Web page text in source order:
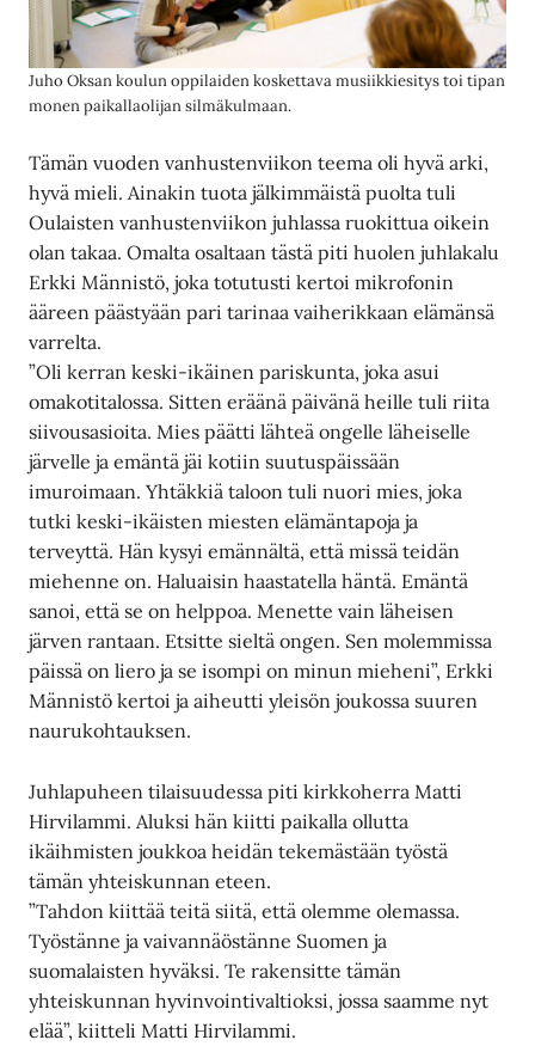
Juho Oksan koulun oppilaiden koskettava musiikkiesitys toi tipan
monen paikallaolijan silmäkulmaan.
Tämän vuoden vanhustenviikon teema oli hyvä arki,
hyvä mieli. Ainakin tuota jälkimmäistä puolta tuli
Oulaisten vanhustenviikon juhlassa ruokittua oikein
olan takaa. Omalta osaltaan tästä piti huolen juhlakalu
Erkki Männistö, joka totutusti kertoi mikrofonin
ääreen päästyään pari tarinaa vaiherikkaan elämänsä
varrelta.
”Oli kerran keski-ikäinen pariskunta, joka asui
omakotitalossa. Sitten eräänä päivänä heille tuli riita
siivousasioita. Mies päätti lähteä ongelle läheiselle
järvelle ja emäntä jäi kotiin suutuspäissään
imuroimaan. Yhtäkkiä taloon tuli nuori mies, joka
tutki keski-ikäisten miesten elämäntapoja ja
terveyttä. Hän kysyi emännältä, että missä teidän
miehenne on. Haluaisin haastatella häntä. Emäntä
sanoi, että se on helppoa. Menette vain läheisen
järven rantaan. Etsitte sieltä ongen. Sen molemmissa
päissä on liero ja se isompi on minun mieheni”, Erkki
Männistö kertoi ja aiheutti yleisön joukossa suuren
naurukohtauksen.
Juhlapuheen tilaisuudessa piti kirkkoherra Matti
Hirvilammi. Aluksi hän kiitti paikalla ollutta
ikäihmisten joukkoa heidän tekemästään työstä
tämän yhteiskunnan eteen.
”Tahdon kiittää teitä siitä, että olemme olemassa.
Työstänne ja vaivannäöstänne Suomen ja
suomalaisten hyväksi. Te rakensitte tämän
yhteiskunnan hyvinvointivaltioksi, jossa saamme nyt
elää”, kiitteli Matti Hirvilammi.